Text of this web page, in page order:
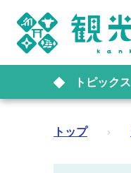
トピックス
トップ ›